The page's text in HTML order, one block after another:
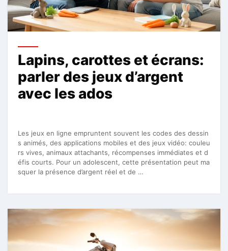
Lapins, carottes et écrans:
parler des jeux d’argent
avec les ados
Les jeux en ligne empruntent souvent les codes des dessin
s animés, des applications mobiles et des jeux vidéo: couleu
rs vives, animaux attachants, récompenses immédiates et d
éfis courts. Pour un adolescent, cette présentation peut ma
squer la présence d’argent réel et de …